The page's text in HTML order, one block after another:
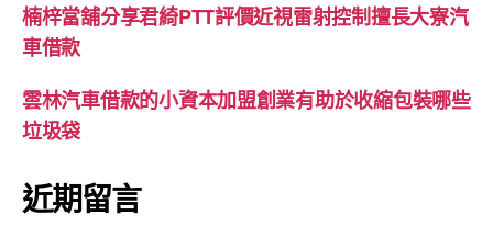
楠梓當舖分享君綺PTT評價近視雷射控制擅長大寮汽
車借款
雲林汽車借款的小資本加盟創業有助於收縮包裝哪些
垃圾袋
近期留言